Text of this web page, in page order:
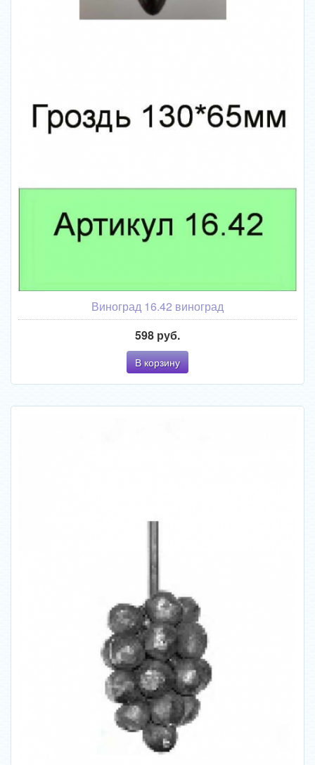
Виноград 16.42 виноград
598 руб.
В корзину